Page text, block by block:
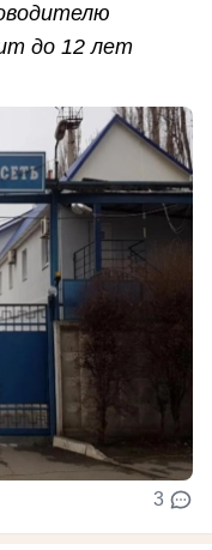
до 12 лет
3